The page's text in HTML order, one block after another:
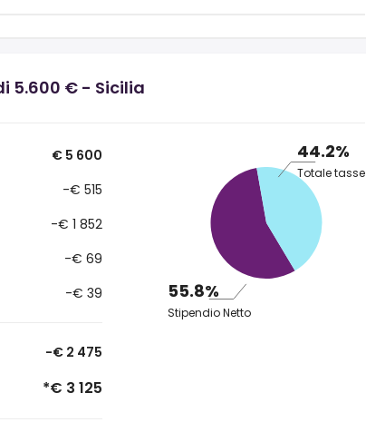
5.600 € - Sicilia
€ 5 600
-€ 515
-€ 1 852
-€ 69
-€ 39
-€ 2 475
*€ 3 125
44.2%
Totale tasse
55.8%
Stipendio Netto